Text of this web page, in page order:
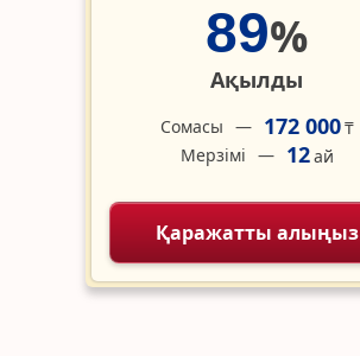
89%
Ақылды
Сомасы 172 000₸
Мерзімі
12ай
Қаражатты алыңыз